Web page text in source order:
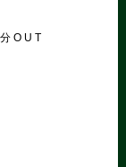
O U T